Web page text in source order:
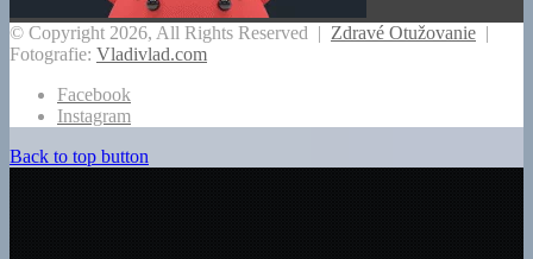
© Copyright 2026, All Rights Reserved | Zdravé Otužovanie |
Fotografie: Vladivlad.com
Facebook
Instagram
Back to top button